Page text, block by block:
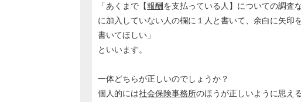
「あくまで【報酬を支払っている人】についての調査
に加入していない人の欄に１人と書いて、余白に矢印
書いてほしい」
といいます。
一体どちらが正しいのでしょうか？
個人的には社会保険事務所のほうが正しいように思え